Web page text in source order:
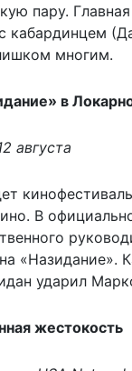
пару.
кабардинцем
многим.
в
августа
В
«Назидание».
ударил
жестокость